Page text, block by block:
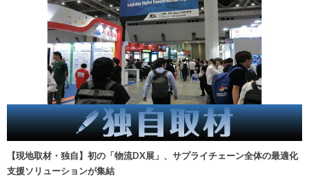
【現地取材・独自】初の「物流DX展」、サプライチェーン全体の最適化
支援ソリューションが集結